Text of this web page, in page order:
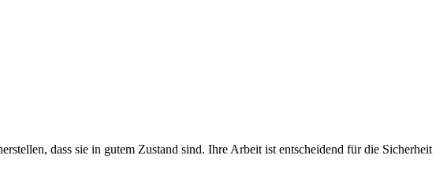
dass sie in gutem Zustand sind. Ihre Arbeit ist entscheidend für die Sicherheit